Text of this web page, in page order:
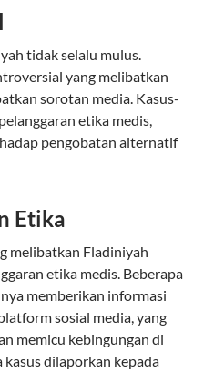
tidak selalu mulus.
yang melibatkan
sorotan media. Kasus-
etika medis,
pengobatan alternatif
Etika
melibatkan Fladiniyah
etika medis. Beberapa
memberikan informasi
sosial media, yang
memicu kebingungan di
kasus dilaporkan kepada